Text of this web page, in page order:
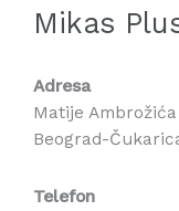
Mikas
Adresa
Matije
Beograd-
Telefon